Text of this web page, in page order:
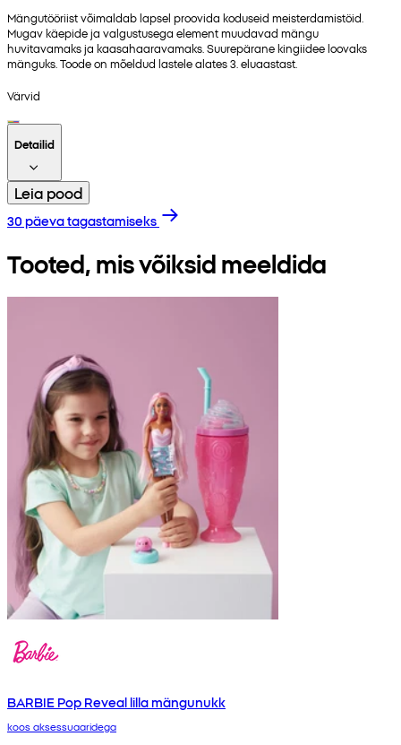
Mängutööriist võimaldab lapsel proovida koduseid meisterdamistöid.
Mugav käepide ja valgustusega element muudavad mängu
huvitavamaks ja kaasahaaravamaks. Suurepärane kingiidee loovaks
mänguks. Toode on mõeldud lastele alates 3. eluaastast.
Värvid
Detailid
Leia pood
30 päeva tagastamiseks
Tooted, mis võiksid meeldida
BARBIE Pop Reveal lilla mängunukk
koos aksessuaaridega